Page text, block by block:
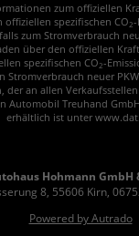
zum offiziellen
offiziellen spezifischen CO 2-
zum Stromverbrauch
über den offiziellen
spezifischen CO2-
Stromverbrauch neuer
der an allen
Automobil Treuhand
erhältlich ist unter
Hohmann GmbH
8, 55606 Kirn,
Powered by Autrado